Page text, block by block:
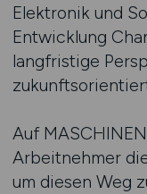
Elektronik und
Entwicklung
langfristige
Auf
Arbeitnehmer
um diesen Weg